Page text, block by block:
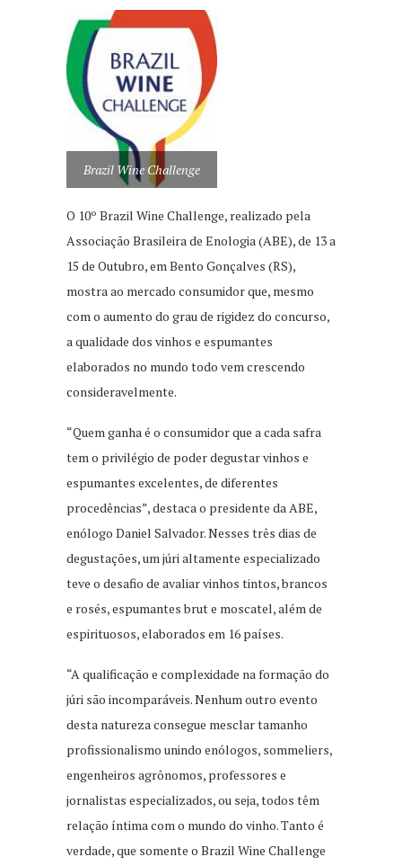
Brazil Wine Challenge
O 10º Brazil Wine Challenge, realizado pela
Associação Brasileira de Enologia (ABE), de 13 a
15 de Outubro, em Bento Gonçalves (RS),
mostra ao mercado consumidor que, mesmo
com o aumento do grau de rigidez do concurso,
a qualidade dos vinhos e espumantes
elaborados no mundo todo vem crescendo
consideravelmente.
“Quem ganha é o consumidor que a cada safra
tem o privilégio de poder degustar vinhos e
espumantes excelentes, de diferentes
procedências”, destaca o presidente da ABE,
enólogo Daniel Salvador. Nesses três dias de
degustações, um júri altamente especializado
teve o desafio de avaliar vinhos tintos, brancos
e rosés, espumantes brut e moscatel, além de
espirituosos, elaborados em 16 países.
“A qualificação e complexidade na formação do
júri são incomparáveis. Nenhum outro evento
desta natureza consegue mesclar tamanho
profissionalismo unindo enólogos, sommeliers,
engenheiros agrônomos, professores e
jornalistas especializados, ou seja, todos têm
relação íntima com o mundo do vinho. Tanto é
verdade, que somente o Brazil Wine Challenge